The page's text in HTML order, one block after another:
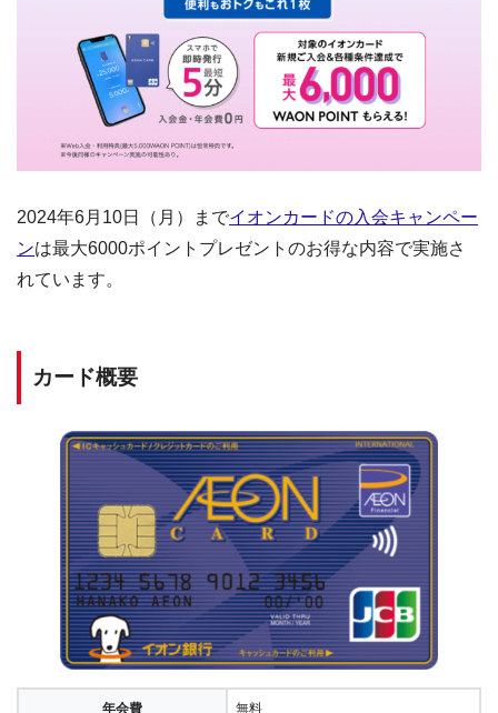
2024年6月10日（月）までイオンカードの入会キャンペー
ンは最大6000ポイントプレゼントのお得な内容で実施さ
れています。
カード概要
年会費 無料